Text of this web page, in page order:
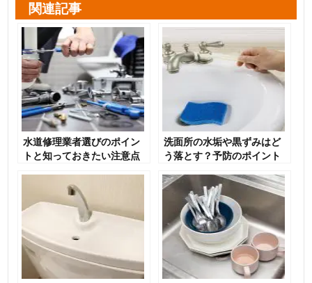
関連記事
水道修理業者選びのポイン
トと知っておきたい注意点
洗面所の水垢や黒ずみはど
う落とす？予防のポイント